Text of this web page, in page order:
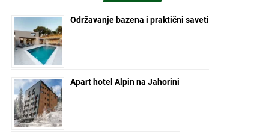
Održavanje bazena i praktični saveti
Apart hotel Alpin na Jahorini